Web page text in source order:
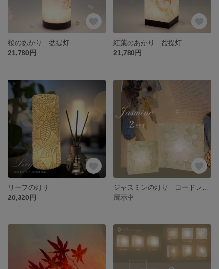
桜のあかり 盆提灯
21,780円
紅葉のあかり 盆提灯
21,780円
リーフの灯り
20,320円
展示中